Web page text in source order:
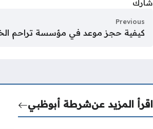
شارك
Previous
كيفية حجز موعد في مؤسسة تراحم
اقرأ المزيد عنشرطة أبوظبي